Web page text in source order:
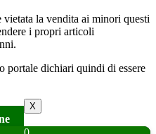
vietata la vendita ai minori questi
i propri articoli
portale dichiari quindi di essere
X